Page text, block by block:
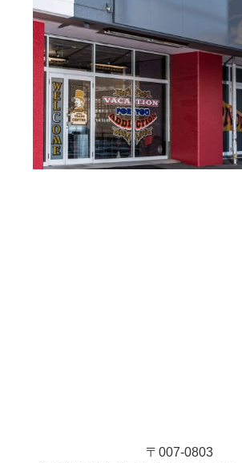
〒007-0803